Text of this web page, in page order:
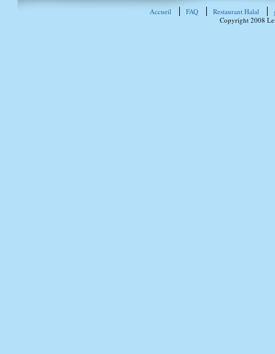
Accueil FAQ Restaurant Halal
Copyright 2008